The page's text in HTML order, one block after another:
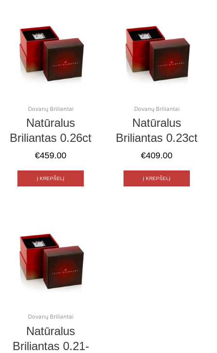
Dovanų Briliantai
Natūralus
Briliantas 0.26ct
€459.00
Į KREPŠELĮ
Dovanų Briliantai
Natūralus
Briliantas 0.23ct
€409.00
Į KREPŠELĮ
Dovanų Briliantai
Natūralus
Briliantas 0.21-